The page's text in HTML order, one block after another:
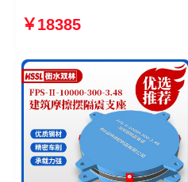
隔震支座生产厂家
￥18385